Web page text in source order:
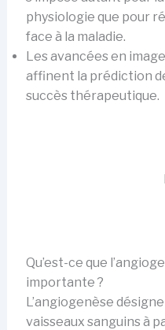
physiologie que pour
face à la maladie.
Les avancées en
affinent la prédiction
succès thérapeutique.
Qu’est-ce que
importante ?
L’angiogenèse
vaisseaux sanguins à